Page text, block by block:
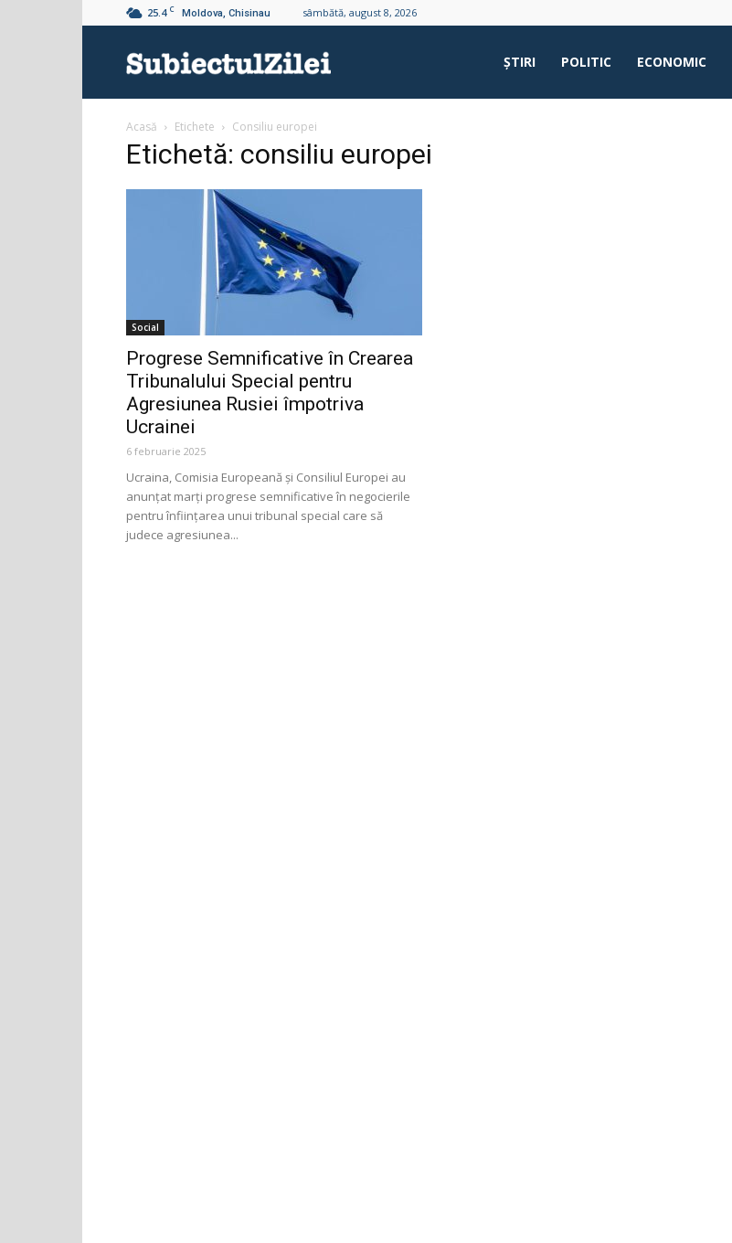
25.4 C Moldova, Chisinau sâmbătă, august 8, 2026
ŞTIRI POLITIC ECONOMIC
Acasă Etichete Consiliu europei
Etichetă: consiliu europei
Social
Progrese Semnificative în Crearea
Tribunalului Special pentru
Agresiunea Rusiei împotriva
Ucrainei
6 februarie 2025
Ucraina, Comisia Europeană și Consiliul Europei au
anunțat marți progrese semnificative în negocierile
pentru înființarea unui tribunal special care să
judece agresiunea...